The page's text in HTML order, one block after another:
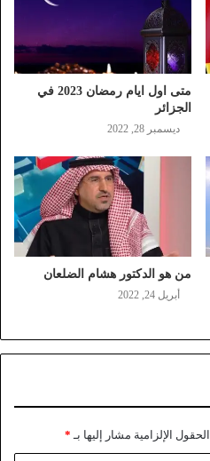
متى اول ايام رمضان 2023 في
الجزائر
ديسمبر 28, 2022
من هو الدكتور هشام الضلعان
أبريل 24, 2022
الحقول الإلزامية مشار إليها بـ *